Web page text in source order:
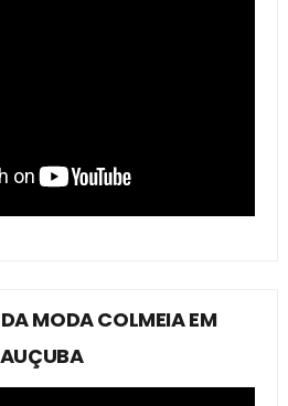
MODA COLMEIA EM